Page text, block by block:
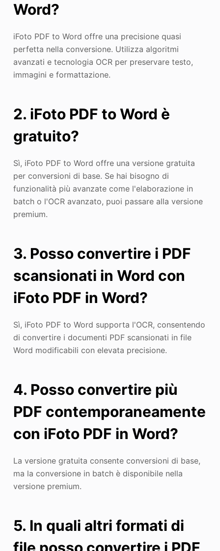
Word?
iFoto PDF to Word offre una precisione quasi
perfetta nella conversione. Utilizza algoritmi
avanzati e tecnologia OCR per preservare testo,
immagini e formattazione.
2. iFoto PDF to Word è
gratuito?
Sì, iFoto PDF to Word offre una versione gratuita
per conversioni di base. Se hai bisogno di
funzionalità più avanzate come l'elaborazione in
batch o l'OCR avanzato, puoi passare alla versione
premium.
3. Posso convertire i PDF
scansionati in Word con
iFoto PDF in Word?
Sì, iFoto PDF to Word supporta l'OCR, consentendo
di convertire i documenti PDF scansionati in file
Word modificabili con elevata precisione.
4. Posso convertire più
PDF contemporaneamente
con iFoto PDF in Word?
La versione gratuita consente conversioni di base,
ma la conversione in batch è disponibile nella
versione premium.
5. In quali altri formati di